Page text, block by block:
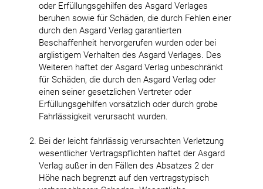
oder Erfüllungsgehilfen des Asgard Verlages
beruhen sowie für Schäden, die durch Fehlen einer
durch den Asgard Verlag garantierten
Beschaffenheit hervorgerufen wurden oder bei
arglistigem Verhalten des Asgard Verlages. Des
Weiteren haftet der Asgard Verlag unbeschränkt
für Schäden, die durch den Asgard Verlag oder
einen seiner gesetzlichen Vertreter oder
Erfüllungsgehilfen vorsätzlich oder durch grobe
Fahrlässigkeit verursacht wurden.
Bei der leicht fahrlässig verursachten Verletzung
wesentlicher Vertragspflichten haftet der Asgard
Verlag außer in den Fällen des Absatzes 2 der
Höhe nach begrenzt auf den vertragstypisch